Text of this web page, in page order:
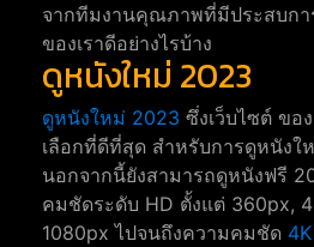
จากทีมงานคุณภาพที่มีประสบก
ของเราดีอย่างไรบ้าง
ดูหนังใหม่ 2023
ดูหนังใหม่ 2023 ซึ่งเว็บไซต์ ขอ
เลือกที่ดีที่สุด สำหรับการดูหนังใ
นอกจากนี้ยังสามารถดูหนังฟรี
คมชัดระดับ HD ตั้งแต่ 360px,
1080px ไปจนถึงความคมชัด 4K